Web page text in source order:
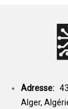
Adresse:
Alger,